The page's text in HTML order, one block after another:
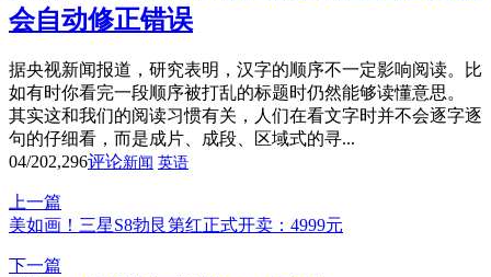
会自动修正错误
据央视新闻报道，研究表明，汉字的顺序不一定影响阅读。比
如有时你看完一段顺序被打乱的标题时仍然能够读懂意思。
其实这和我们的阅读习惯有关，人们在看文字时并不会逐字逐
句的仔细看，而是成片、成段、区域式的寻...
04/202,296评论新闻 英语
上一篇
美如画！三星S8勃艮第红正式开卖：4999元
下一篇